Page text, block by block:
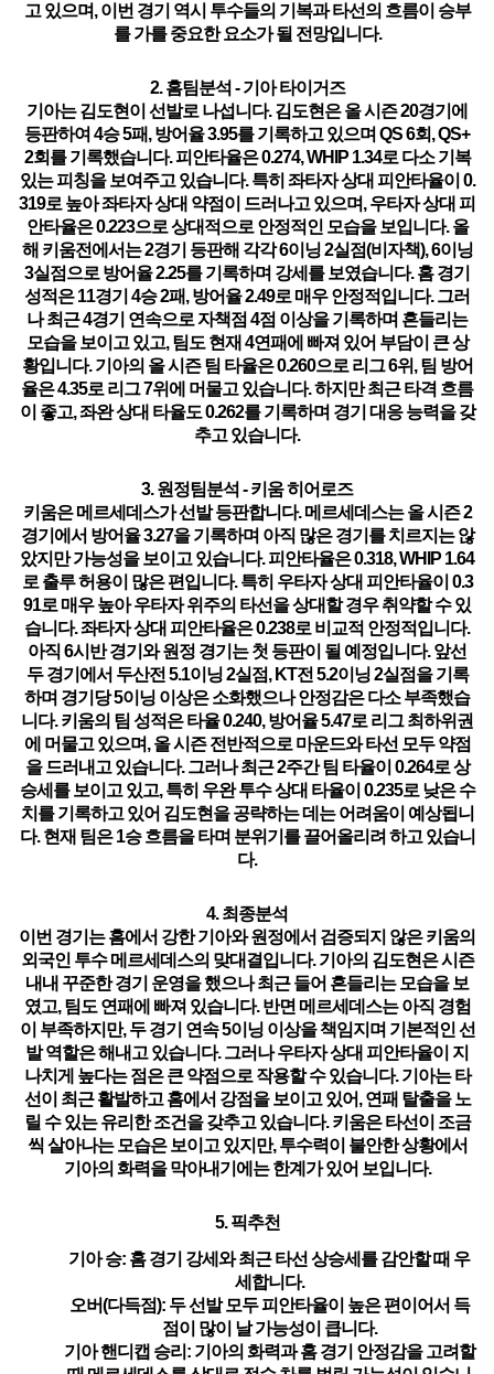
고 있으며, 이번 경기 역시 투수들의 기복과 타선의 흐름이 승부
를 가를 중요한 요소가 될 전망입니다.
2. 홈팀분석 - 기아 타이거즈
기아는 김도현이 선발로 나섭니다. 김도현은 올 시즌 20경기에
등판하여 4승 5패, 방어율 3.95를 기록하고 있으며 QS 6회, QS+
2회를 기록했습니다. 피안타율은 0.274, WHIP 1.34로 다소 기복
있는 피칭을 보여주고 있습니다. 특히 좌타자 상대 피안타율이 0.
319로 높아 좌타자 상대 약점이 드러나고 있으며, 우타자 상대 피
안타율은 0.223으로 상대적으로 안정적인 모습을 보입니다. 올
해 키움전에서는 2경기 등판해 각각 6이닝 2실점(비자책), 6이닝
3실점으로 방어율 2.25를 기록하며 강세를 보였습니다. 홈 경기
성적은 11경기 4승 2패, 방어율 2.49로 매우 안정적입니다. 그러
나 최근 4경기 연속으로 자책점 4점 이상을 기록하며 흔들리는
모습을 보이고 있고, 팀도 현재 4연패에 빠져 있어 부담이 큰 상
황입니다. 기아의 올 시즌 팀 타율은 0.260으로 리그 6위, 팀 방어
율은 4.35로 리그 7위에 머물고 있습니다. 하지만 최근 타격 흐름
이 좋고, 좌완 상대 타율도 0.262를 기록하며 경기 대응 능력을 갖
추고 있습니다.
3. 원정팀분석 - 키움 히어로즈
키움은 메르세데스가 선발 등판합니다. 메르세데스는 올 시즌 2
경기에서 방어율 3.27을 기록하며 아직 많은 경기를 치르지는 않
았지만 가능성을 보이고 있습니다. 피안타율은 0.318, WHIP 1.64
로 출루 허용이 많은 편입니다. 특히 우타자 상대 피안타율이 0.3
91로 매우 높아우타자 위주의 타선을 상대할 경우 취약할 수 있
습니다. 좌타자 상대 피안타율은 0.238로 비교적 안정적입니다.
아직 6시반 경기와 원정 경기는 첫 등판이 될 예정입니다. 앞선
두 경기에서 두산전 5.1이닝 2실점, KT전 5.2이닝 2실점을 기록
하며 경기당 5이닝 이상은 소화했으나 안정감은 다소 부족했습
니다. 키움의 팀 성적은 타율 0.240, 방어율 5.47로 리그 최하위권
에 머물고 있으며, 올 시즌 전반적으로 마운드와 타선 모두 약점
을 드러내고 있습니다. 그러나 최근 2주간 팀 타율이 0.264로 상
승세를 보이고 있고, 특히 우완 투수 상대 타율이 0.235로 낮은 수
치를 기록하고 있어 김도현을 공략하는 데는 어려움이 예상됩니
다. 현재 팀은 1승 흐름을 타며 분위기를 끌어올리려 하고 있습니
다.
4. 최종분석
이번 경기는 홈에서 강한 기아와 원정에서 검증되지 않은 키움의
외국인 투수 메르세데스의 맞대결입니다. 기아의 김도현은 시즌
내내 꾸준한 경기 운영을 했으나 최근 들어 흔들리는 모습을 보
였고, 팀도 연패에 빠져 있습니다. 반면 메르세데스는 아직 경험
이 부족하지만, 두 경기 연속 5이닝 이상을 책임지며 기본적인 선
발 역할은 해내고 있습니다. 그러나우타자 상대 피안타율이 지
나치게 높다는 점은 큰 약점으로 작용할 수 있습니다. 기아는 타
선이 최근 활발하고 홈에서 강점을 보이고 있어, 연패 탈출을 노
릴 수 있는 유리한 조건을 갖추고 있습니다. 키움은 타선이 조금
씩 살아나는 모습은 보이고 있지만, 투수력이 불안한 상황에서
기아의 화력을 막아내기에는 한계가 있어 보입니다.
5. 픽추천
기아 승: 홈 경기 강세와 최근 타선 상승세를 감안할 때 우
세합니다.
오버(다득점): 두 선발 모두 피안타율이 높은 편이어서 득
점이 많이 날 가능성이 큽니다.
기아 핸디캡 승리 : 기아의 화력과 홈 경기 안정감을 고려할